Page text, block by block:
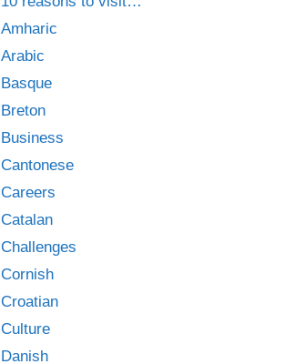
Amharic
Arabic
Basque
Breton
Business
Cantonese
Careers
Catalan
Challenges
Cornish
Croatian
Culture
Danish